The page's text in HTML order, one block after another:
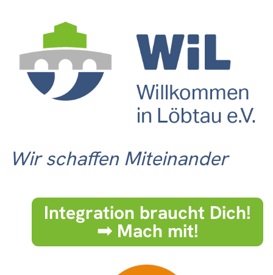
Wir schaffen Miteinander
Integration braucht Dich!
➟ Mach mit!